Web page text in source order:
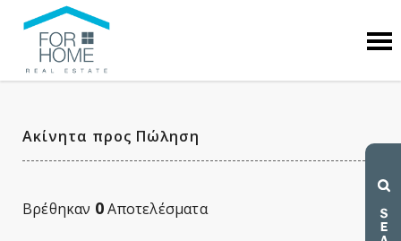
Ακίνητα προς Πώληση
Βρέθηκαν 0Αποτελέσματα